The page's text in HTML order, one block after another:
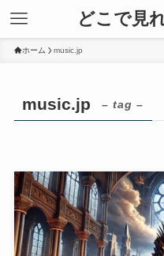
どこで見
ホーム music.jp
music.jp – tag –